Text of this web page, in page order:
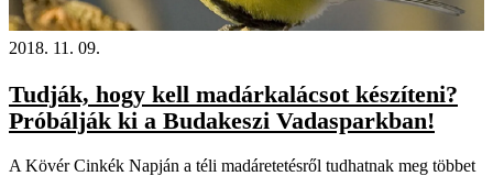
2018. 11. 09.
Tudják, hogy kell madárkalácsot készíteni?
Próbálják ki a Budakeszi Vadasparkban!
A Kövér Cinkék Napján a téli madáretetésről tudhatnak meg többet